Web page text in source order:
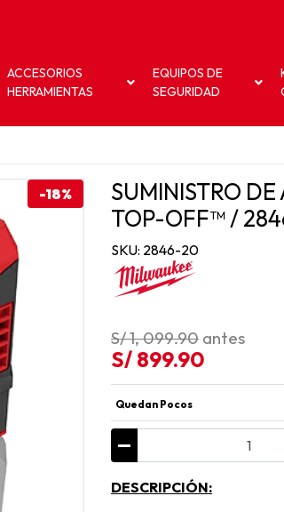
ACCESORIOS
HERRAMIENTAS
EQUIPOS DE
SEGURIDAD
-18%
SUMINISTRO
TOP-OFF™ /
SKU: 2846-20
S/ 1, 099.90 antes
S/ 899.90
Quedan Pocos
DESCRIPCIÓN: